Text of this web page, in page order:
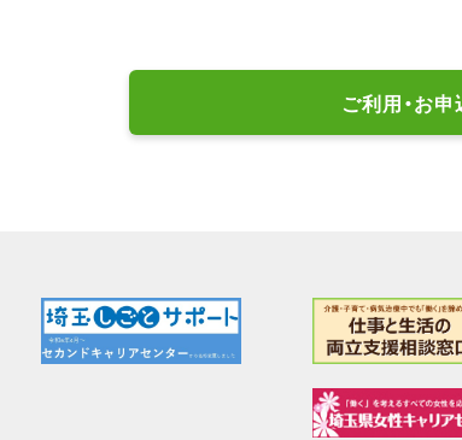
ご利用・お